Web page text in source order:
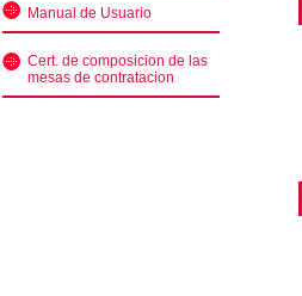
Manual de Usuario
Cert. de composicion de las
mesas de contratacion